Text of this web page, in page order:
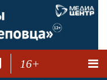
16+